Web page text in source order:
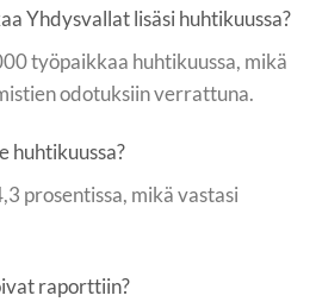
Yhdysvallat lisäsi huhtikuussa?
työpaikkaa huhtikuussa, mikä
odotuksiin verrattuna.
huhtikuussa?
prosentissa, mikä vastasi
raporttiin?